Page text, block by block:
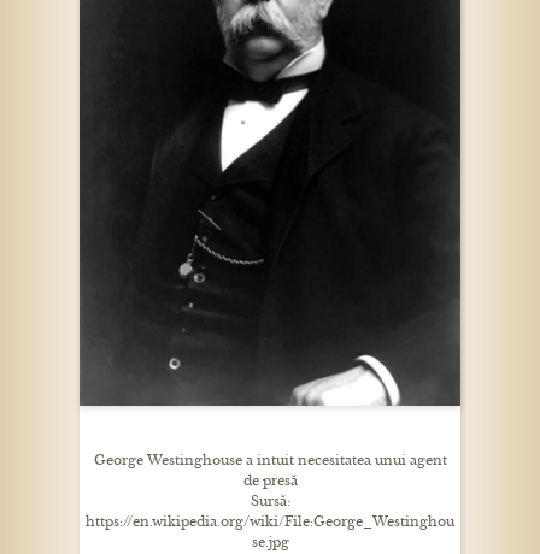
George Westinghouse a intuit necesitatea unui agent
de presă
Sursă:
https://en.wikipedia.org/wiki/File:George_Westinghou
se.jpg